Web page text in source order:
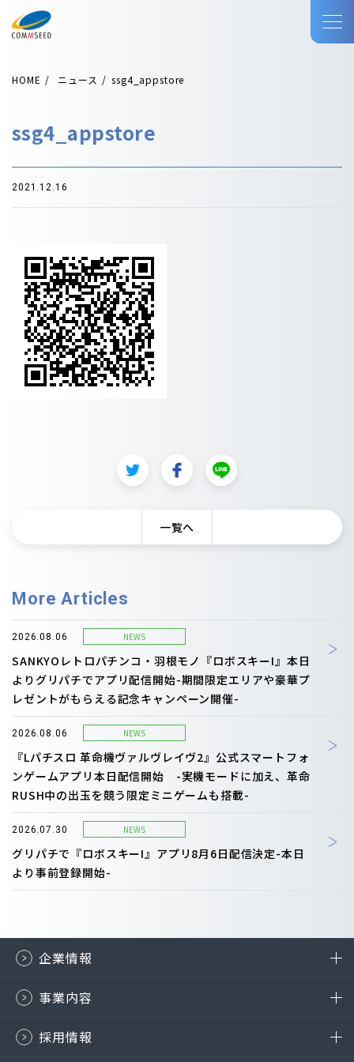
HOME ニュース ssg4_appstore
ssg4_appstore
2021.12.16
一覧へ
More Articles
2026.08.06 NEWS
SANKYOレトロパチンコ・羽根モノ『ロボスキーI』本日
よりグリパチでアプリ配信開始-期間限定エリアや豪華プ
レゼントがもらえる記念キャンペーン開催-
2026.08.06 NEWS
『Lパチスロ 革命機ヴァルヴレイヴ2』公式スマートフォ
ンゲームアプリ本日配信開始 -実機モードに加え、革命
RUSH中の出玉を競う限定ミニゲームも搭載-
2026.07.30 NEWS
グリパチで『ロボスキーI』アプリ8月6日配信決定-本日
より事前登録開始-
企業情報
事業内容
採用情報